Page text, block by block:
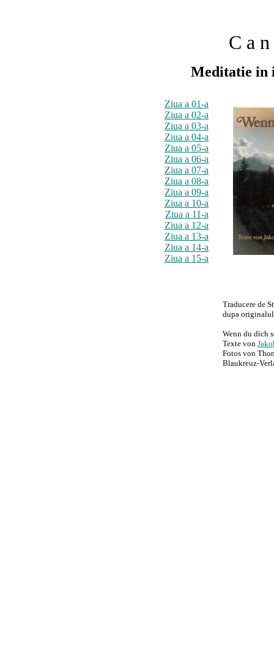
C a
Meditatie in
Ziua a 01-a
Ziua a 02-a
Ziua a 03-a
Ziua a 04-a
Ziua a 05-a
Ziua a 06-a
Ziua a 07-a
Ziua a 08-a
Ziua a 09-a
Ziua a 10-a
Ziua a 11-a
Ziua a 12-a
Ziua a 13-a
Ziua a 14-a
Ziua a 15-a
Traducere de
dupa
Wenn du dich
Texte von
Fotos von
Blaukreuz-